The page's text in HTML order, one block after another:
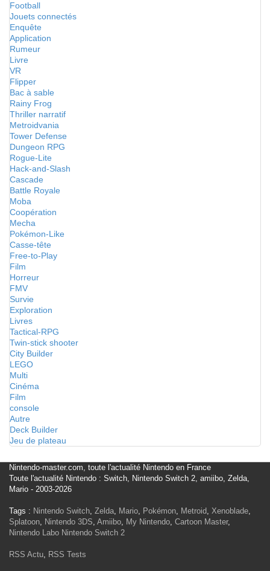
Football
Jouets connectés
Enquête
Application
Rumeur
Livre
VR
Flipper
Bac à sable
Rainy Frog
Thriller narratif
Metroidvania
Tower Defense
Dungeon RPG
Rogue-Lite
Hack-and-Slash
Cascade
Battle Royale
Moba
Coopération
Mecha
Pokémon-Like
Casse-tête
Free-to-Play
Film
Horreur
FMV
Survie
Exploration
Livres
Tactical-RPG
Twin-stick shooter
City Builder
LEGO
Multi
Cinéma
Film
console
Autre
Deck Builder
Jeu de plateau
Nintendo-master.com, toute l'actualité Nintendo en France
Toute l'actualité Nintendo : Switch, Nintendo Switch 2, amiibo, Zelda,
Mario - 2003-2026
Tags : Nintendo Switch, Zelda, Mario, Pokémon, Metroid, Xenoblade,
Splatoon, Nintendo 3DS, Amiibo, My Nintendo, Cartoon Master,
Nintendo Labo Nintendo Switch 2
RSS Actu, RSS Tests